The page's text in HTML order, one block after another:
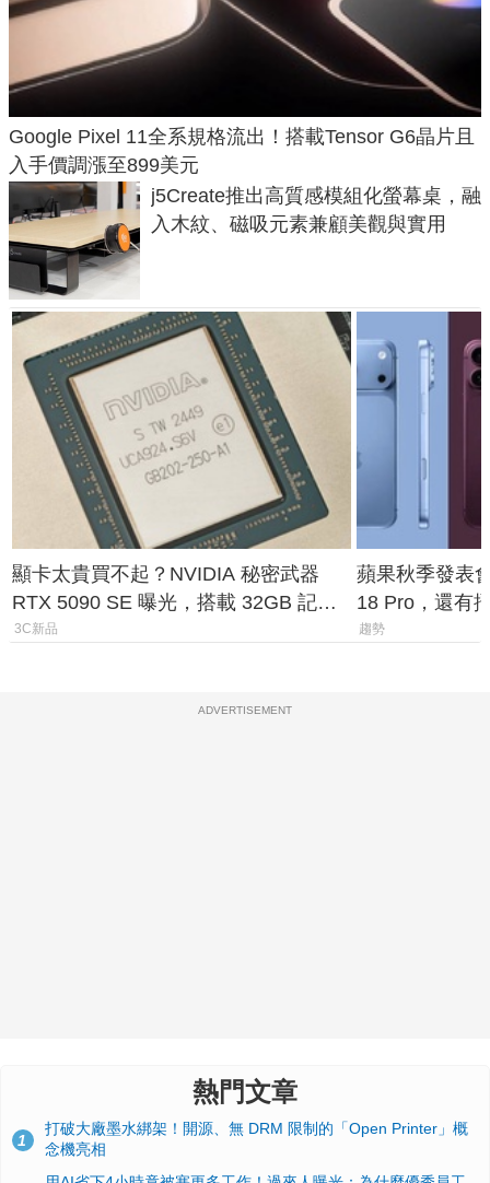
Google Pixel 11全系規格流出！搭載Tensor G6晶片且
入手價調漲至899美元
j5Create推出高質感模組化螢幕桌，融
入木紋、磁吸元素兼顧美觀與實用
顯卡太貴買不起？NVIDIA 秘密武器
RTX 5090 SE 曝光，搭載 32GB 記憶
體
3C新品
蘋果秋季發表
18 Pro，還有
測一次看
趨勢
ADVERTISEMENT
熱門文章
1
打破大廠墨水綁架！開源、無 DRM 限制的「Open Printer」概
念機亮相